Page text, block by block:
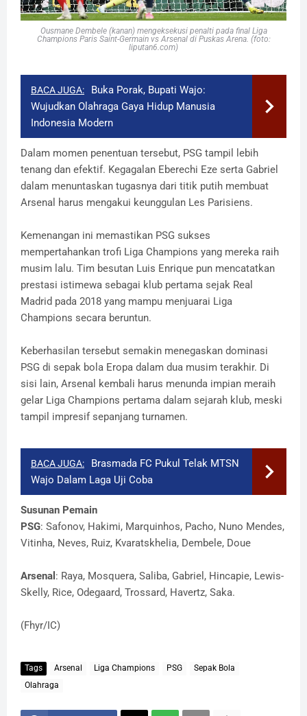
Ousmane Dembele (kanan) mengeksekusi penalti pada final Liga
Champions Paris Saint-Germain vs Arsenal di Puskas Arena. (foto:
liputan6.com)
BACA JUGA:
Buka Porak, Bupati Wajo:
Wujudkan Olahraga Gaya Hidup Manusia
Indonesia Modern
Dalam momen penentuan tersebut, PSG tampil lebih
tenang dan efektif. Kegagalan Eberechi Eze serta Gabriel
dalam menuntaskan tugasnya dari titik putih membuat
Arsenal harus mengakui keunggulan Les Parisiens.
Kemenangan ini memastikan PSG sukses
mempertahankan trofi Liga Champions yang mereka raih
musim lalu. Tim besutan Luis Enrique pun mencatatkan
prestasi istimewa sebagai klub pertama sejak Real
Madrid pada 2018 yang mampu menjuarai Liga
Champions secara beruntun.
Keberhasilan tersebut semakin menegaskan dominasi
PSG di sepak bola Eropa dalam dua musim terakhir. Di
sisi lain, Arsenal kembali harus menunda impian meraih
gelar Liga Champions pertama dalam sejarah klub, meski
tampil impresif sepanjang turnamen.
BACA JUGA:
Brasmada FC Pukul Telak MTSN
Wajo Dalam Laga Uji Coba
Susunan Pemain
PSG: Safonov, Hakimi, Marquinhos, Pacho, Nuno Mendes,
Vitinha, Neves, Ruiz, Kvaratskhelia, Dembele, Doue
Arsenal : Raya, Mosquera, Saliba, Gabriel, Hincapie, Lewis-
Skelly, Rice, Odegaard, Trossard, Havertz, Saka.
(Fhyr/IC)
Tags Arsenal Liga Champions PSG
Sepak Bola
Olahraga